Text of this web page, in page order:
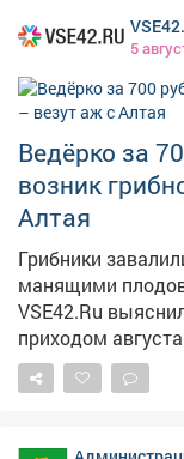
благоустройства
домов, личные
Попасть на
каждые первую и
Строителей 18,
5
Ведёрко за
возник
Алтая
Грибники
манящими
VSE42.Ru
приходом
грибной бум:
аппетитных
роскошные